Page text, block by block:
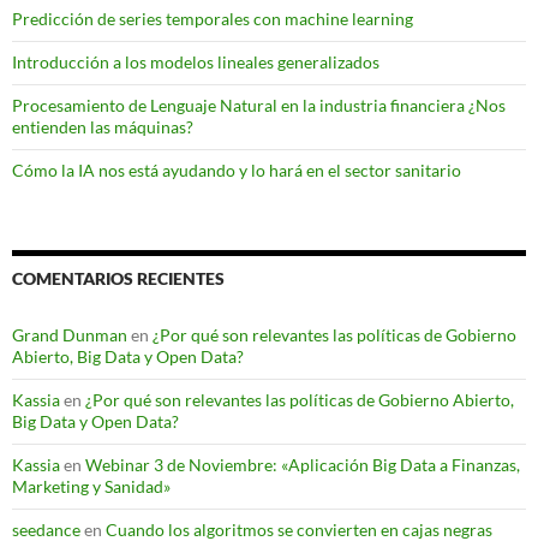
Predicción de series temporales con machine learning
Introducción a los modelos lineales generalizados
Procesamiento de Lenguaje Natural en la industria financiera ¿Nos
entienden las máquinas?
Cómo la IA nos está ayudando y lo hará en el sector sanitario
COMENTARIOS RECIENTES
Grand Dunman en ¿Por qué son relevantes las políticas de Gobierno
Abierto, Big Data y Open Data?
Kassiaen ¿Por qué son relevantes las políticas de Gobierno Abierto,
Big Data y Open Data?
Kassiaen Webinar 3 de Noviembre: «Aplicación Big Data a Finanzas,
Marketing y Sanidad»
seedanceen Cuando los algoritmos se convierten en cajas negras